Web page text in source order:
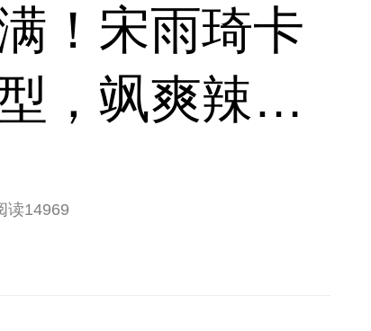
！宋雨琦卡
，飒爽辣妹
读14969